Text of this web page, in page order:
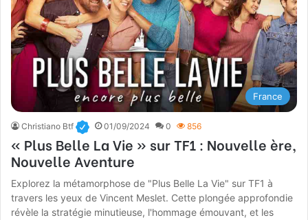
France
Christiano Btf 01/09/2024 0 856
« Plus Belle La Vie » sur TF1 : Nouvelle ère,
Nouvelle Aventure
Explorez la métamorphose de "Plus Belle La Vie" sur TF1 à
travers les yeux de Vincent Meslet. Cette plongée approfondie
révèle la stratégie minutieuse, l'hommage émouvant, et les